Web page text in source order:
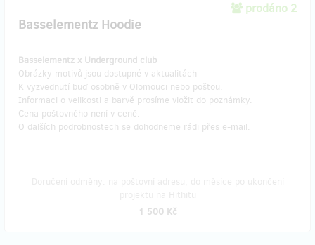
prodáno 2
Basselementz Hoodie
Basselementz x Underground club
Obrázky motivů jsou dostupné v aktualitách
K vyzvednutí buď osobně v Olomouci nebo poštou.
Informaci o velikosti a barvě prosíme vložit do poznámky.
Cena poštovného není v ceně.
O dalších podrobnostech se dohodneme rádi přes e-mail.
1 500 Kč